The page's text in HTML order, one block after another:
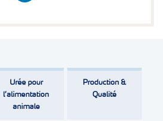
Urée pour
l’alimentation
animale
Production &
Qualité